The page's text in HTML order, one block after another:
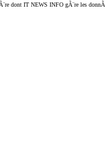
dont IT NEWS INFO gÃ¨re les